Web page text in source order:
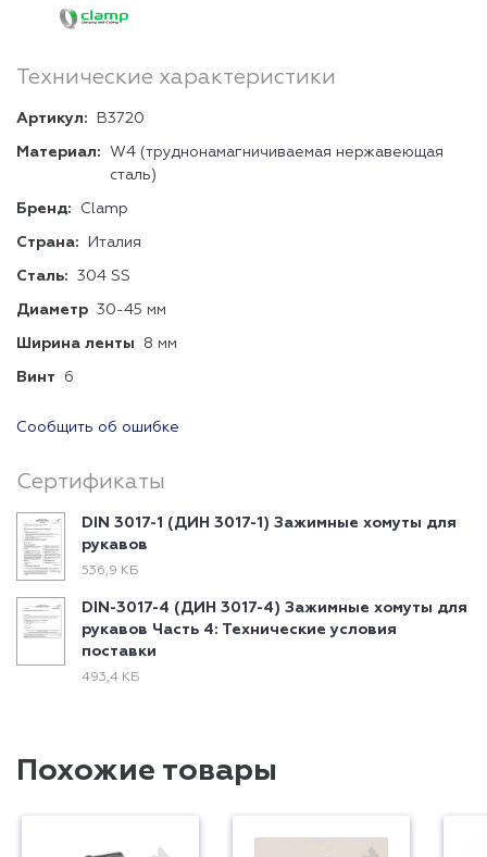
Технические характеристики
Артикул: B3720
Материал:
W4 (труднонамагничиваемая нержавеющая
сталь)
Бренд: Clamp
Страна: Италия
Сталь: 304 SS
Диаметр 30-45 мм
Ширина ленты 8 мм
Винт 6
Сообщить об ошибке
Сертификаты
DIN 3017-1 (ДИН 3017-1) Зажимные хомуты для
рукавов
536,9 КБ
DIN-3017-4 (ДИН 3017-4) Зажимные хомуты для
рукавов Часть 4: Технические условия
поставки
493,4 КБ
Похожие товары